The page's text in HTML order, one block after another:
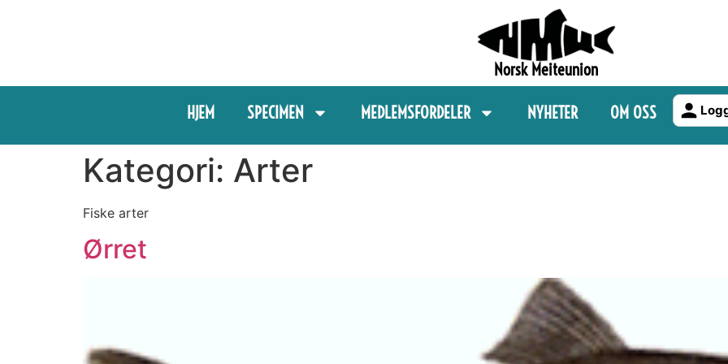
Norsk Meiteunion
HJEM SPECIMEN MEDLEMSFORDELER NYHETER OM OSS
Kategori: Arter
Fiske arter
Ørret